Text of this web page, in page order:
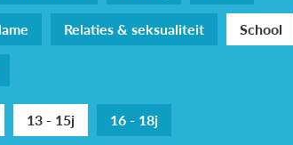
Relaties & seksualiteit
School
13 - 15j 16 - 18j